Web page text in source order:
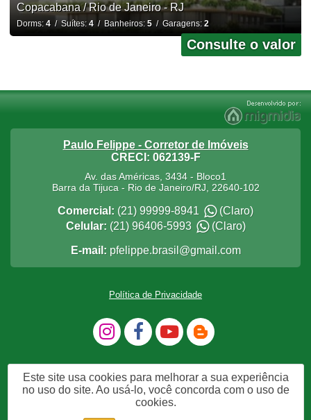
Copacabana / Rio de Janeiro - RJ
Dorms: 4/ Suítes: 4/ Banheiros: 5/ Garagens: 2
Consulte o valor
Paulo Felippe - Corretor de Imóveis
CRECI: 062139-F
Av. das Américas, 3434 - Bloco1
Barra da Tijuca- Rio de Janeiro/RJ, 22640-102
Comercial: (21) 99999-8941
(Claro)
Celular: (21) 96406-5993 (Claro)
E-mail: pfelippe.brasil@gmail.com
Política de Privacidade
Este site usa cookies para melhorar a sua experiência
no uso do site. Ao usá-lo, você concorda com o uso de
cookies.